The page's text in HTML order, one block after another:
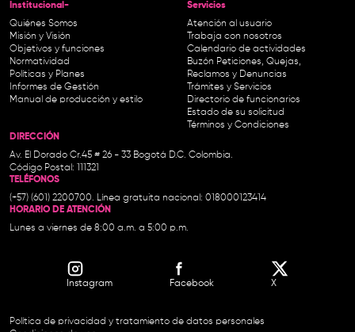
Institucional-
Quiénes Somos
Misión y Visión
Objetivos y funciones
Normatividad
Políticas y Planes
Informes de Gestión
Manual de producción y estilo
Servicios
Atención al usuario
Trabaja con nosotros
Calendario de actividades
Buzón Peticiones, Quejas,
Reclamos y Denuncias
Trámites y Servicios
Directorio de funcionarios
Estado de su solicitud
Términos y Condiciones
DIRECCIÓN
Av. El Dorado Cr.45 # 26 - 33 Bogotá D.C. Colombia.
Código Postal: 111321
TELÉFONOS
(+57) (601) 2200700. Línea gratuita nacional: 018000123414
HORARIO DE ATENCIÓN
Lunes a viernes de 8:00 a.m. a 5:00 p.m.
Instagram Facebook X
Política de privacidad y tratamiento de datos personales